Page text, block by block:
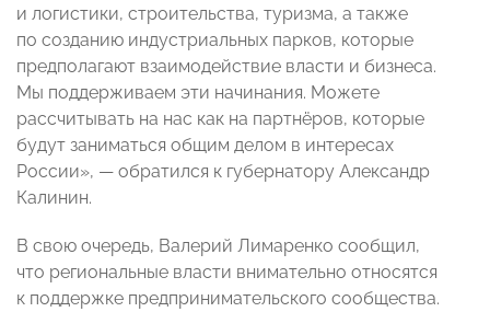
и логистики, строительства, туризма, а также
по созданию индустриальных парков, которые
предполагают взаимодействие власти и бизнеса.
Мы поддерживаем эти начинания. Можете
рассчитывать на нас как на партнёров, которые
будут заниматься общим делом в интересах
России», — обратился к губернатору Александр
Калинин.
В свою очередь, Валерий Лимаренко сообщил,
что региональные власти внимательно относятся
к поддержке предпринимательского сообщества.